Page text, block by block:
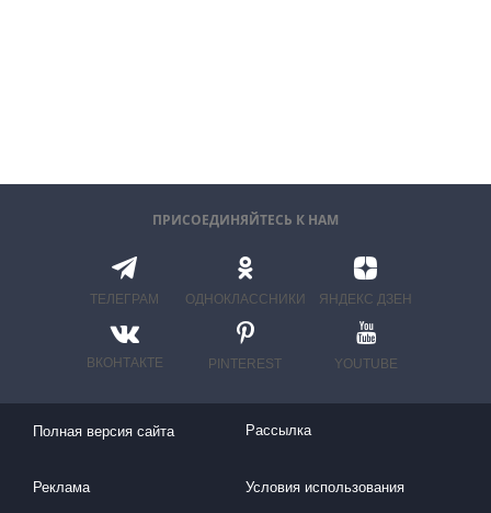
ПРИСОЕДИНЯЙТЕСЬ К НАМ
ТЕЛЕГРАМ ОДНОКЛАССНИКИ ЯНДЕКС ДЗЕН
ВКОНТАКТЕ PINTEREST YOUTUBE
Полная версия сайта Рассылка
Реклама Условия использования